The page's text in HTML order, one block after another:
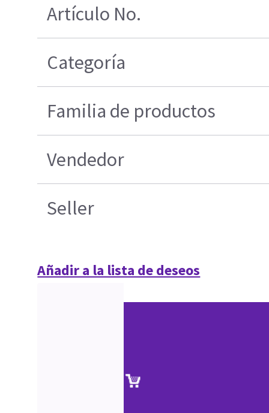
Artículo No.
Categoría
Familia de productos
Vendedor
Seller
Añadir a la lista de deseos